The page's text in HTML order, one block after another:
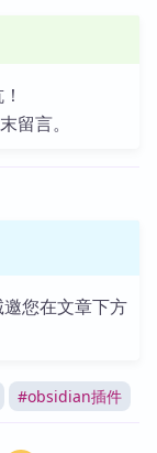
留言。
您在文章下方
#obsidian插件